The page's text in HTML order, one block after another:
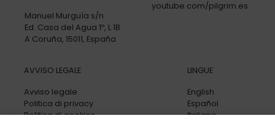
Manuel Murguía s/n
Ed. Casa del Agua 1º, L 1B
A Coruña, 15011, España
youtube.com/pilgrim.es
AVVISO LEGALE
Avviso legale
Politica di privacy
Politica di cookies
LINGUE
English
Español
Italiano